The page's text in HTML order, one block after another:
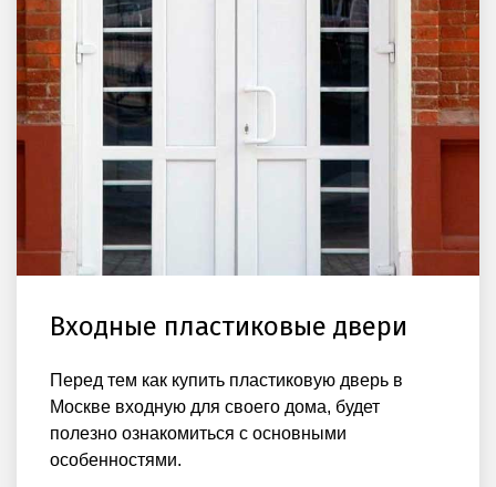
Входные пластиковые двери
Перед тем как купить пластиковую дверь в
Москве входную для своего дома, будет
полезно ознакомиться с основными
особенностями.